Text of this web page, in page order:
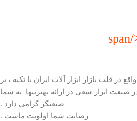
</
در قلب بازار ابزار آلات ایران با تکیه ، بر
صنعت ابزار سعی در ارائه بهترینها به شما
صنعتگر گرامی دارد .
رضایت شما اولویت ماست .